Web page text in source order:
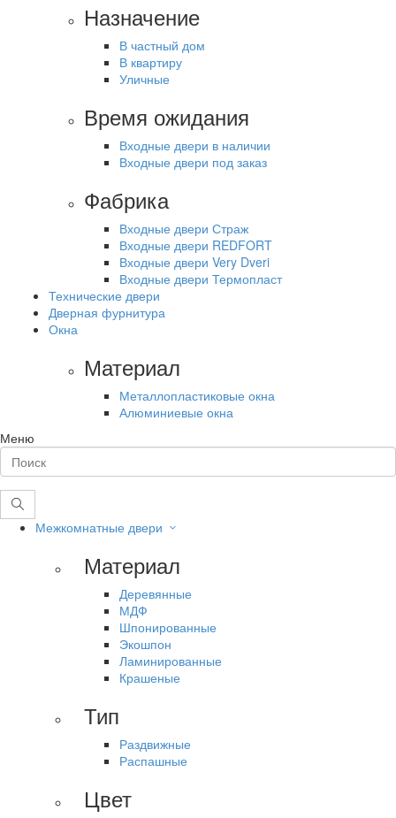
Назначение
В частный дом
В квартиру
Уличные
Время ожидания
Входные двери в наличии
Входные двери под заказ
Фабрика
Входные двери Страж
Входные двери REDFORT
Входные двери Very Dveri
Входные двери Термопласт
Технические двери
Дверная фурнитура
Окна
Материал
Металлопластиковые окна
Алюминиевые окна
Меню
Межкомнатные двери
Материал
Деревянные
МДФ
Шпонированные
Экошпон
Ламинированные
Крашеные
Тип
Раздвижные
Распашные
Цвет